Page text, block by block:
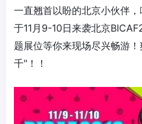
一直翘首以盼的北京小伙伴
于11月9-10日来袭北京
题展位等你来现场尽兴畅游
千"！！